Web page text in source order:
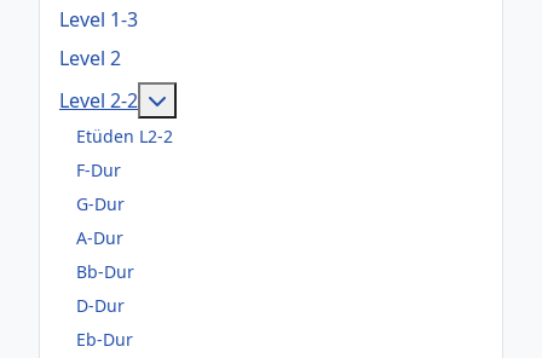
Level 1-3
Level 2
Level 2-2
Etüden L2-2
F-Dur
G-Dur
A-Dur
Bb-Dur
D-Dur
Eb-Dur